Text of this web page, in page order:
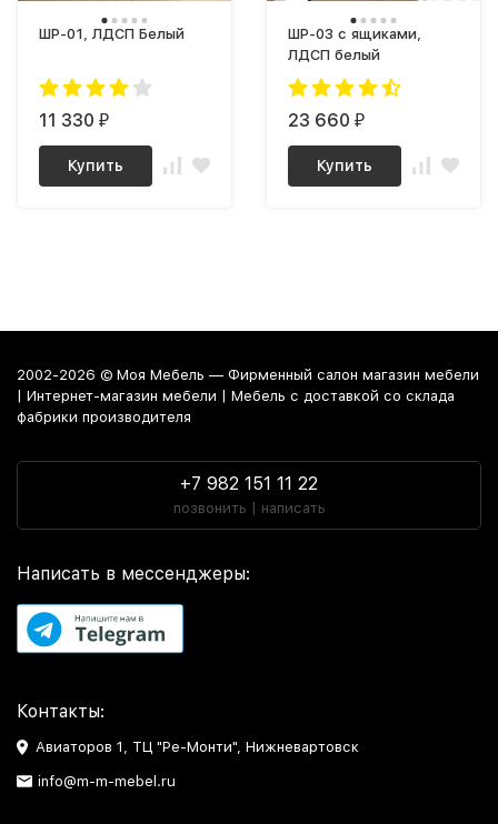
ШР-01, ЛДСП Белый
11 330 ₽
Купить
ШР-03 с ящиками,
ЛДСП белый
23 660 ₽
Купить
2002-2026 © Моя Мебель — Фирменный салон магазин мебели
| Интернет-магазин мебели | Мебель с доставкой со склада
фабрики производителя
+7 982 151 11 22
позвонить | написать
Написать в мессенджеры:
Контакты:
Авиаторов 1, ТЦ "Ре-Монти", Нижневартовск
info@m-m-mebel.ru